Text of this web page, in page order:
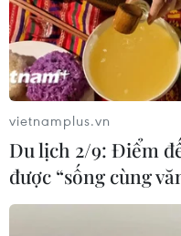
vietnamplus.vn
Du lịch 2/9: Điểm
được “sống cùng